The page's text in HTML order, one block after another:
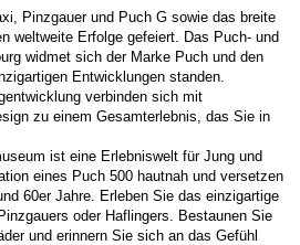
Pinzgauer und Puch G sowie das breite
weltweite Erfolge gefeiert. Das Puch- und
widmet sich der Marke Puch und den
Entwicklungen standen.
verbinden sich mit
zu einem Gesamterlebnis, das Sie in
ist eine Erlebniswelt für Jung und
eines Puch 500 hautnah und versetzen
60er Jahre. Erleben Sie das einzigartige
oder Haflingers. Bestaunen Sie
und erinnern Sie sich an das Gefühl